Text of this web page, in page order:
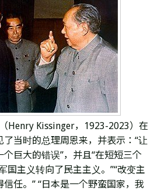
Henry Kissinger，1923-2023）在
当时的总理周恩来，并表示：“让
巨大的错误”，并且“在短短三个
国主义转向了民主主义。”“改变主
任。” “日本是一个野蛮国家，我